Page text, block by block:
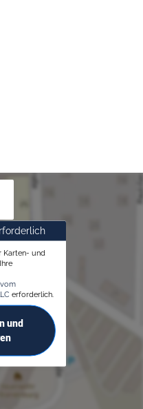
Karten- und
erforderlich.
und